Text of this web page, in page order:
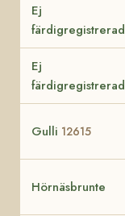
Ej
färdigregistrerad
Ej
färdigregistrerad
Gulli 12615
Hörnäsbrunte